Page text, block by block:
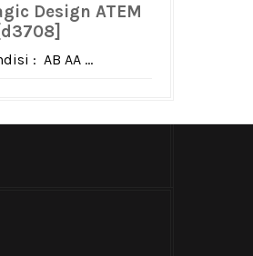
Design ATEM
: AB AA ...